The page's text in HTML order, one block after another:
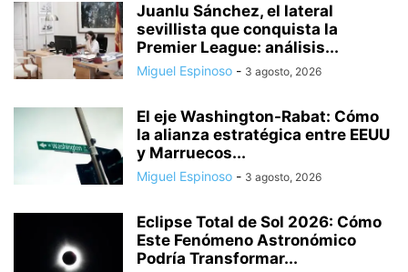
Juanlu Sánchez, el lateral
sevillista que conquista la
Premier League: análisis...
Miguel Espinoso - 3 agosto, 2026
El eje Washington-Rabat: Cómo
la alianza estratégica entre EEUU
y Marruecos...
Miguel Espinoso - 3 agosto, 2026
Eclipse Total de Sol 2026: Cómo
Este Fenómeno Astronómico
Podría Transformar...